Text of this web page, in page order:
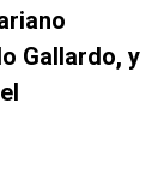
Gallardo, y